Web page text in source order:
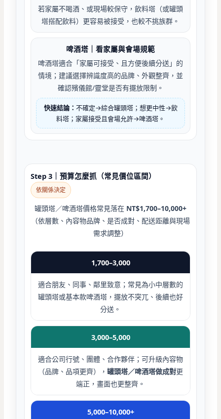
若家屬不喝酒、或現場較保守，飲料塔（或罐頭
塔搭配飲料）更容易被接受，也較不挑族群。
啤酒塔｜看家屬與會場規範
啤酒塔適合「家屬可接受、且方便後續分送」的
情境；建議選擇辨識度高的品牌、外觀整齊，並
確認殯儀館/靈堂是否有擺放限制。
快速結論： 不確定→綜合罐頭塔；想更中性→飲
料塔；家屬接受且會場允許→啤酒塔。
Step 3｜預算怎麼抓（常見價位區間）
依關係決定
罐頭塔／啤酒塔價格常見落在 NT$1,700–10,000+
（依層數、內容物品牌、是否成對、配送距離與現場
需求調整）
1,700–3,000
適合朋友、同事、鄰里致意；常見為小中層數的
罐頭塔或基本款啤酒塔，擺放不突兀、後續也好
分送。
3,000–5,000
適合公司行號、團體、合作夥伴；可升級內容物
（品牌、品項更齊）， 罐頭塔／啤酒塔做成對更
端正，畫面也更整齊。
5,000–10,000+